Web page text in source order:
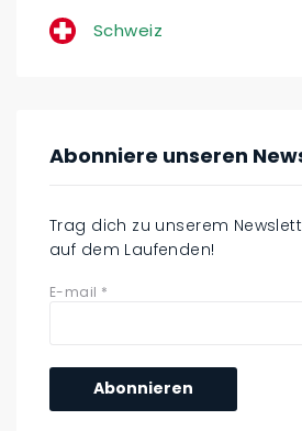
Schweiz
Abonniere unseren
Trag dich zu unserem
auf dem Laufenden!
E-mail *